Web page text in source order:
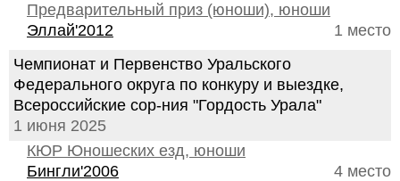
Предварительный приз (юноши), юноши
1 место
Эллай'2012
Чемпионат и Первенство Уральского
Федерального округа по конкуру и выездке,
Всероссийские сор-ния "Гордость Урала"
1 июня 2025
КЮР Юношеских езд, юноши
4 место
Бингли'2006